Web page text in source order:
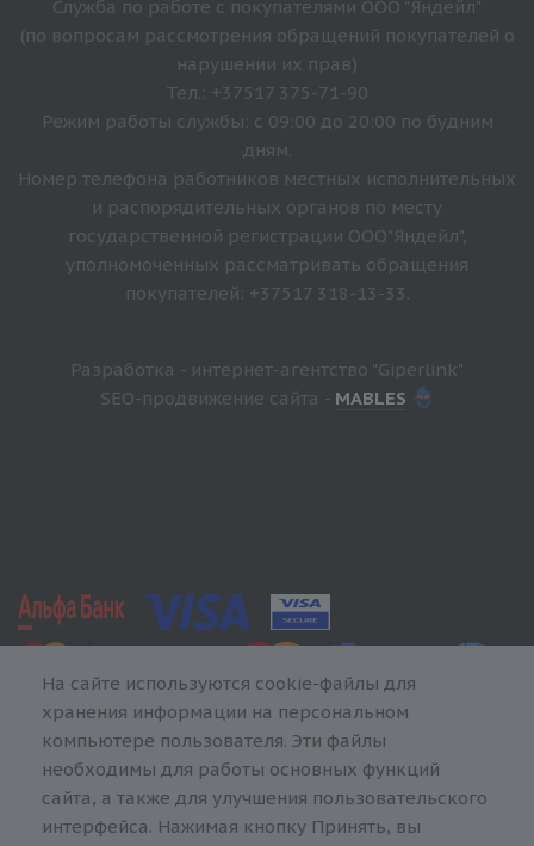
Служба по работе с покупателями ООО "Яндейл"
(по вопросам рассмотрения обращений покупателей о
нарушении их прав)
Тел.: +37517 375-71-90
Режим работы службы: с 09:00 до 20:00 по будним
дням.
Номер телефона работников местных исполнительных
и распорядительных органов по месту
государственной регистрации ООО"Яндейл",
уполномоченных рассматривать обращения
покупателей: +37517 318-13-33.
Разработка - интернет-агентство "Giperlink"
SEO-продвижение сайта - MABLES
На сайте используются cookie-файлы для
хранения информации на персональном
компьютере пользователя. Эти файлы
необходимы для работы основных функций
сайта, а также для улучшения пользовательского
интерфейса. Нажимая кнопку Принять, вы